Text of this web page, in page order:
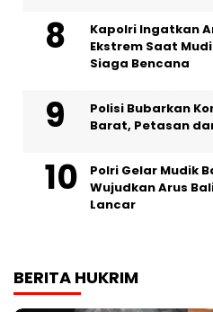
Kapolri Ingatkan
Ekstrem Saat
Siaga Bencana
Polisi Bubarkan
Barat, Petasan
Polri Gelar Mudik
Wujudkan Arus
Lancar
BERITA HUKRIM